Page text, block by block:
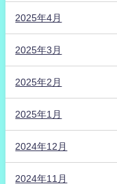
2025年4月
2025年3月
2025年2月
2025年1月
2024年12月
2024年11月